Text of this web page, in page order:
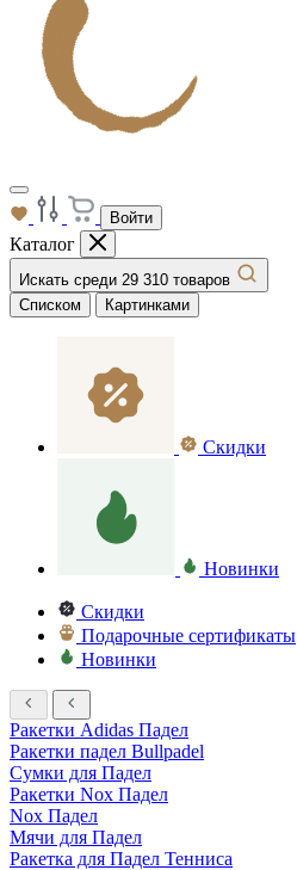
Войти
Каталог
Искать среди 29 310 товаров
Списком
Картинками
Скидки
Новинки
Скидки
Подарочные сертификаты
Новинки
Ракетки Adidas Падел
Ракетки падел Bullpadel
Сумки для Падел
Ракетки Nox Падел
Nox Падел
Мячи для Падел
Ракетка для Падел Тенниса